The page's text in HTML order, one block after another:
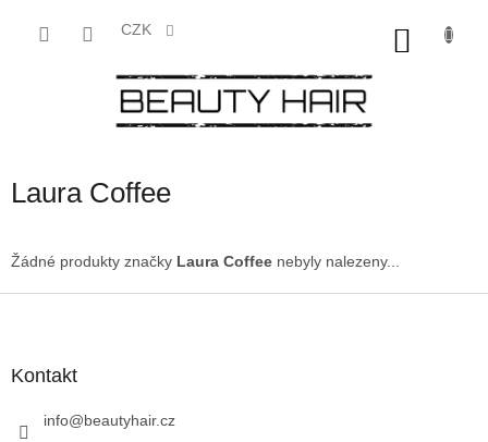
CZK
Laura Coffee
Žádné produkty značky Laura Coffee nebyly nalezeny...
Kontakt
info@beautyhair.cz